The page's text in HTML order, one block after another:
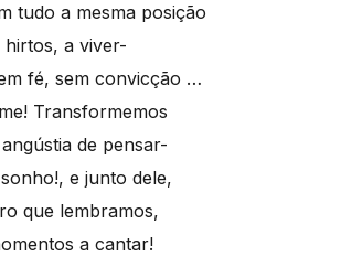
tudo a mesma posição
hirtos, a viver-
fé, sem convicção …
Transformemos
de pensar-
e junto dele,
que lembramos,
a cantar!